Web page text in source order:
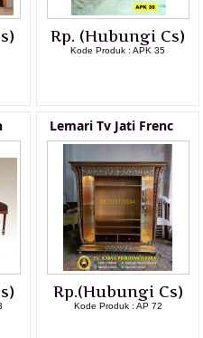
Rp. (Hubungi Cs)
Kode Produk : APK 35
Lemari Tv Jati Frenc
Rp.(Hubungi Cs)
Kode Produk : AP 72